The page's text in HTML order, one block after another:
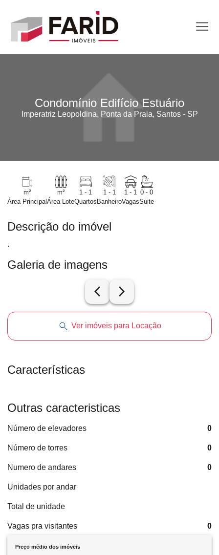
Condomínio Edifício Estuário
Imperatriz Leopoldina, Ponta da Praia, Santos - SP
m²
Área Principal
m²
Área Lote
1 - 1
Quartos
1 - 1
Banheiro
1 - 1
Vagas
0 - 0
Suite
Descrição do imóvel
.
Galeria de imagens
arrow_back_ios_new arrow_forward_ios
Ver imóveis para Locação
Características
Outras caracteristicas
Número de elevadores 0
Número de torres 0
Numero de andares 0
Unidades por andar
Total de unidade
Vagas pra visitantes 0
Preço médio dos imóveis